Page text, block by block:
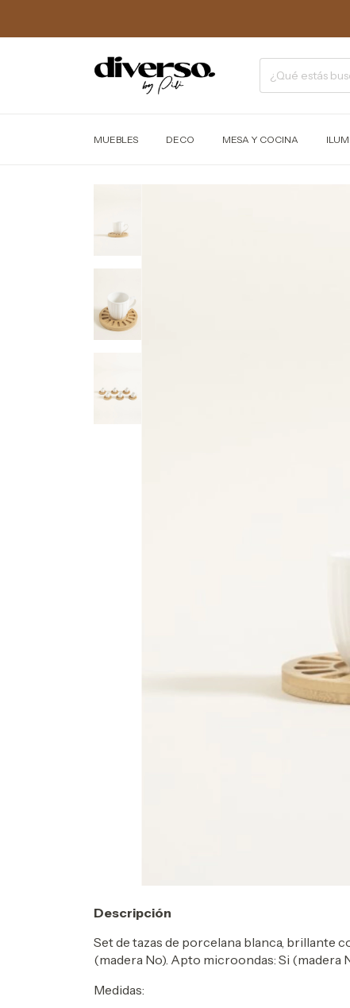
MUEBLES DECO MESA Y COCINA
Descripción
Set de tazas de porcelana blanca, brillante
(madera No). Apto microondas: Si (madera
Medidas: